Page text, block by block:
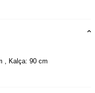
, Kalça: 90 cm